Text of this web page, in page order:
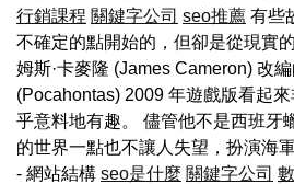
行銷課程 關鍵字公司 seo推薦 有些
不確定的點開始的，但卻是從現實
姆斯·卡麥隆 (James Cameron) 改編
(Pocahontas) 2009 年遊戲版看起
乎意料地有趣。 儘管他不是西班牙
的世界一點也不讓人失望，扮演海
- 網站結構 seo是什麼 關鍵字公司